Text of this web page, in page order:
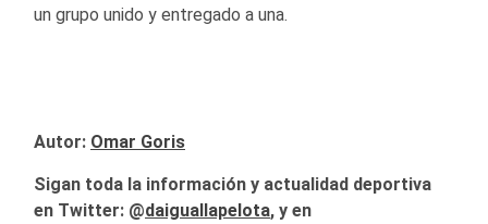
un grupo unido y entregado a una.
Autor: Omar Goris
Sigan toda la información y actualidad deportiva
en Twitter: @daiguallapelota, y en